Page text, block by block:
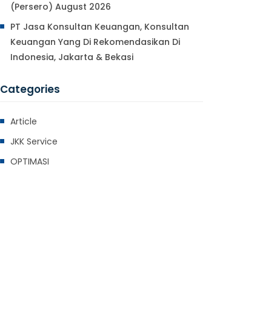
(Persero) August 2026
PT Jasa Konsultan Keuangan, Konsultan
Keuangan Yang Di Rekomendasikan Di
Indonesia, Jakarta & Bekasi
Categories
Article
JKK Service
OPTIMASI